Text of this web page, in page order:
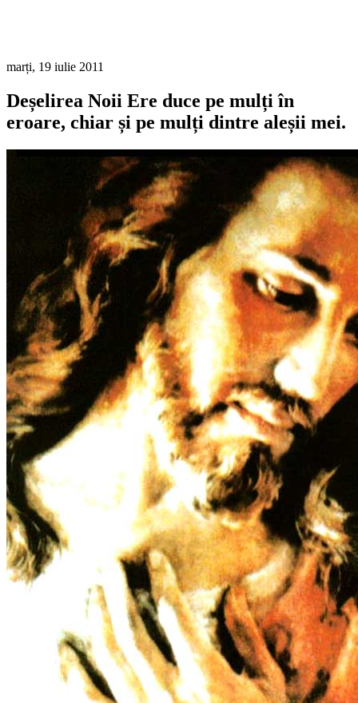
marți, 19 iulie 2011
Deșelirea Noii Ere duce pe mulți în
eroare, chiar și pe mulți dintre aleșii mei.